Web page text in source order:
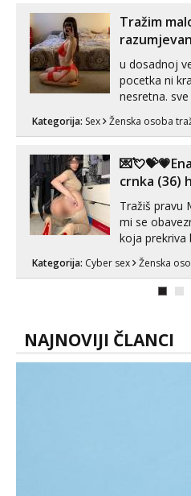
Tražim
u dosadnoj
pocetka ni
nesretna.
zadovoljiti
volim njezan
tijelu koji me
muskar...
Kategorija: Sex Ženska osoba
crnka (36)
Tražiš pravu
mi se
koja prekriva
vidio, čista
bolje da ni ne
koje će ti se
Kategorija: Cyber sex Ženska
NAJNOVIJI ČLANCI